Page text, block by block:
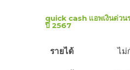
quick cash แอพเงินด่วน
ปี 2567
รายได้ ไม่